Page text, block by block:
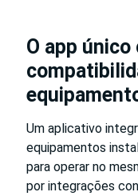
O app
Um aplicativo
equipamentos
para operar no
por integrações